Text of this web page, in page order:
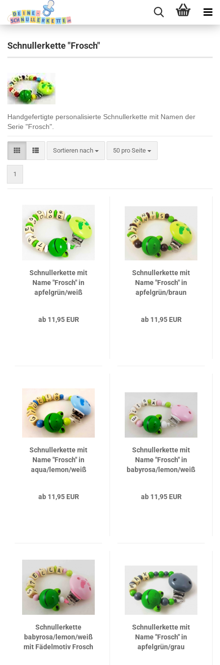
Schnullerkette "Frosch"
Handgefertigte personalisierte Schnullerkette mit Namen der
Serie "Frosch".
Sortieren nach
Sortieren nach 50 pro Seite
pro Seite
1
Schnullerkette mit
Name "Frosch" in
apfelgrün/weiß
ab 11,95 EUR
Schnullerkette mit
Name "Frosch" in
apfelgrün/braun
ab 11,95 EUR
Schnullerkette mit
Name "Frosch" in
aqua/lemon/weiß
ab 11,95 EUR
Schnullerkette mit
Name "Frosch" in
babyrosa/lemon/weiß
ab 11,95 EUR
Schnullerkette
babyrosa/lemon/weiß
mit Fädelmotiv Frosch
Schnullerkette mit
Name "Frosch" in
apfelgrün/grau